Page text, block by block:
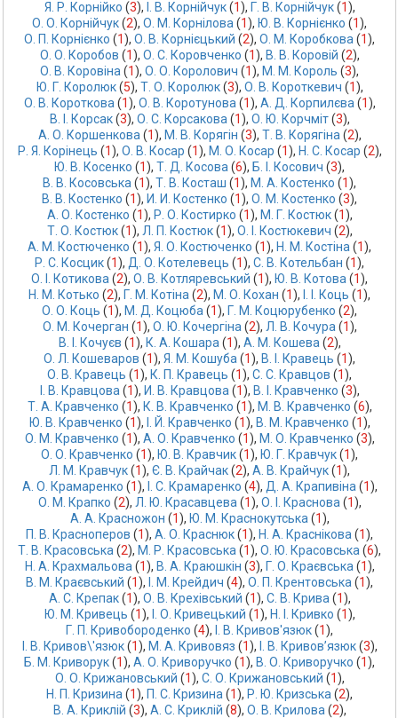
Я. Р. Корнійко (3), І. В. Корнійчук (1), Г. В. Корнійчук (1),
О. О. Корнійчук (2), О. М. Корнілова (1), Ю. В. Корнієнко (1),
О. П. Корнієнко (1), О. В. Корнієцький (2), О. М. Коробкова (1),
О. О. Коробов (1), О. С. Коровченко (1), В. В. Коровій (2),
О. В. Коровіна (1), О. О. Королович (1), М. М. Король (3),
Ю. Г. Королюк (5), Т. О. Королюк (3), О. В. Короткевич (1),
О. В. Короткова (1), О. В. Коротунова (1), А. Д. Корпилєва (1),
В. І. Корсак (3), О. С. Корсакова (1), О. Ю. Корчміт (3),
А. О. Коршенкова (1), М. В. Корягін (3), Т. В. Корягіна (2),
Р. Я. Корінець (1), О. В. Косар (1), М. О. Косар (1), Н. С. Косар (2),
Ю. В. Косенко (1), Т. Д. Косова (6), Б. І. Косович (3),
В. В. Косовська (1), Т. В. Косташ (1), М. А. Костенко (1),
В. В. Костенко (1), И. И. Костенко (1), О. М. Костенко (3),
А. О. Костенко (1), Р. О. Костирко (1), М. Г. Костюк (1),
Т. О. Костюк (1), Л. П. Костюк (1), О. І. Костюкевич (2),
А. М. Костюченко (1), Я. О. Костюченко (1), Н. М. Костіна (1),
Р. С. Косцик (1), Д. О. Котелевець (1), С. В. Котельбан (1),
О. І. Котикова (2), О. В. Котляревський (1), Ю. В. Котова (1),
Н. М. Котько (2), Г. М. Котіна (2), М. О. Кохан (1), І. І. Коць (1),
О. О. Коць (1), М. Д. Коцюба (1), Г. М. Коцюрубенко (2),
О. М. Кочерган (1), О. Ю. Кочергіна (2), Л. В. Кочура (1),
В. І. Кочуєв (1), К. А. Кошара (1), А. М. Кошева (2),
О. Л. Кошеваров (1), Я. М. Кошуба (1), В. І. Кравець (1),
О. В. Кравець (1), К. П. Кравець (1), С. С. Кравцов (1),
І. В. Кравцова (1), И. В. Кравцова (1), В. І. Кравченко (3),
Т. А. Кравченко (1), К. В. Кравченко (1), М. В. Кравченко (6),
Ю. В. Кравченко (1), І. Й. Кравченко (1), В. М. Кравченко (1),
О. М. Кравченко (1), А. О. Кравченко (1), М. О. Кравченко (3),
О. О. Кравченко (1), Ю. В. Кравчик (1), Ю. Г. Кравчук (1),
Л. М. Кравчук (1), Є. В. Крайчак (2), А. В. Крайчук (1),
А. О. Крамаренко (1), І. С. Крамаренко (4), Д. А. Крапивіна (1),
О. М. Крапко (2), Л. Ю. Красавцева (1), О. І. Краснова (1),
А. А. Красножон (1), Ю. М. Краснокутська (1),
П. В. Красноперов (1), А. О. Краснюк (1), Н. А. Краснікова (1),
Т. В. Красовська (2), М. Р. Красовська (1), О. Ю. Красовська (6),
Н. А. Крахмальова (1), В. А. Краюшкін (3), Г. О. Краєвська (1),
В. М. Краєвський (1), І. М. Крейдич (4), О. П. Крентовська (1),
А. С. Крепак (1), О. В. Крехівський (1), С. В. Крива (1),
Ю. М. Кривець (1), І. О. Кривецький (1), Н. І. Кривко (1),
Г. П. Кривобороденко (4), І. В. Кривов'язюк (1),
І. В. Кривов\'язюк (1), М. А. Кривовяз (1), І. В. Кривов’язюк (3),
Б. М. Криворук (1), А. О. Криворучко (1), В. О. Криворучко (1),
О. О. Крижановський (1), С. О. Крижановський (1),
Н. П. Кризина (1), П. С. Кризина (1), Р. Ю. Кризська (2),
В. А. Криклій (3), А. С. Криклій (8), О. В. Крилова (2),